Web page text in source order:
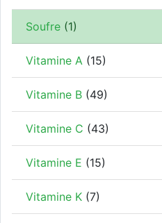
Soufre (1)
Vitamine A (15)
Vitamine B (49)
Vitamine C (43)
Vitamine E (15)
Vitamine K (7)